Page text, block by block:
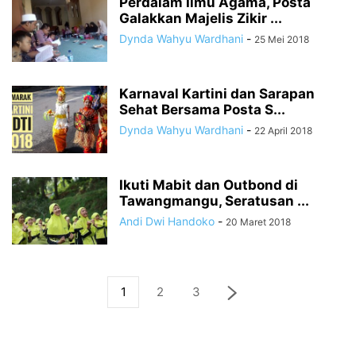
Galakkan Majelis Zikir ...
Dynda Wahyu Wardhani - 25 Mei 2018
Karnaval Kartini dan Sarapan
Sehat Bersama Posta S...
Dynda Wahyu Wardhani - 22 April 2018
Ikuti Mabit dan Outbond di
Tawangmangu, Seratusan ...
Andi Dwi Handoko - 20 Maret 2018
1 2 3